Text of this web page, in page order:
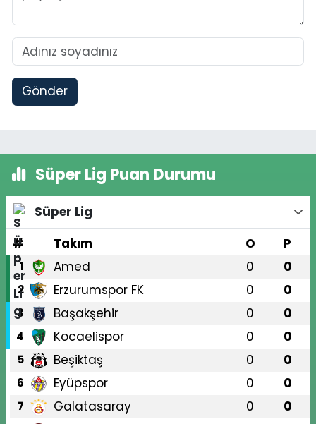
Gönder
Süper Lig Puan Durumu
Süper Lig
#
Takım O P
1 Amed 0 0
2 Erzurumspor FK 0 0
3 Başakşehir 0 0
4 Kocaelispor 0 0
5 Beşiktaş 0 0
6 Eyüpspor 0 0
7 Galatasaray 0 0